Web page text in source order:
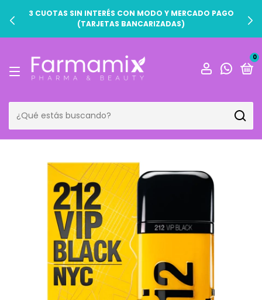
3 CUOTAS SIN INTERÉS CON MODO Y MERCADO PAGO
(TARJETAS BANCARIZADAS)
0